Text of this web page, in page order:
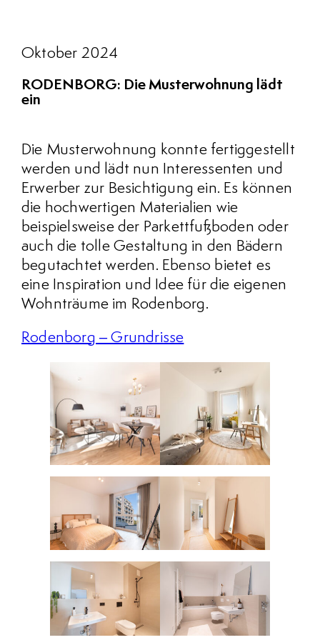
Oktober 2024
RODENBORG: Die Musterwohnung lädt
ein
Die Musterwohnung konnte fertiggestellt
werden und lädt nun Interessenten und
Erwerber zur Besichtigung ein. Es können
die hochwertigen Materialien wie
beispielsweise der Parkettfußboden oder
auch die tolle Gestaltung in den Bädern
begutachtet werden. Ebenso bietet es
eine Inspiration und Idee für die eigenen
Wohnträume im Rodenborg.
Rodenborg – Grundrisse